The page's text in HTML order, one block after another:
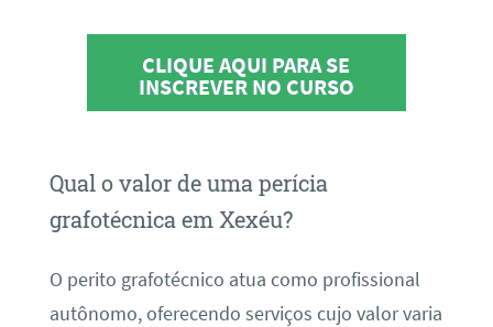
CLIQUE AQUI PARA SE
INSCREVER NO CURSO
Qual o valor de uma perícia
grafotécnica em Xexéu?
O perito grafotécnico atua como profissional
autônomo, oferecendo serviços cujo valor varia